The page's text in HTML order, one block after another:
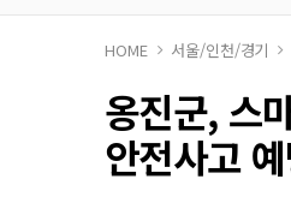
HOME 서울/인천/경기
옹진군, 스
안전사고